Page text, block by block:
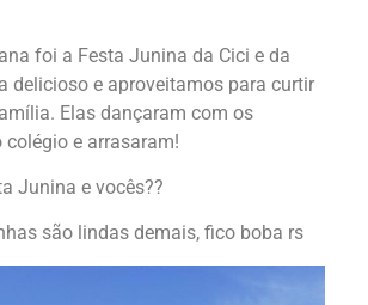
foi a Festa Junina da Cici e da
delicioso e aproveitamos para curtir
Elas dançaram com os
e arrasaram!
Junina e vocês??
são lindas demais, fico boba rs